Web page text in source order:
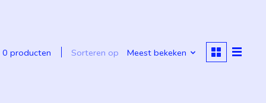
0 producten Sorteren op Meest bekeken